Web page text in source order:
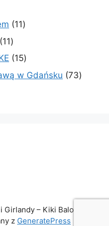
1111
1111
produktów
1515
produktów
w Gdańsku 7373
– Kiki Baloniki
z GeneratePress